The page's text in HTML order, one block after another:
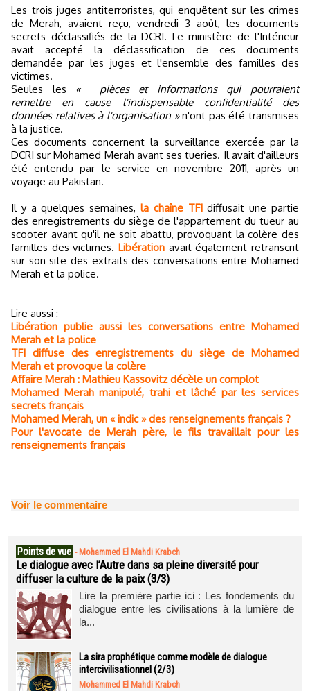
Les trois juges antiterroristes, qui enquêtent sur les crimes
de Merah, avaient reçu, vendredi 3 août, les documents
secrets déclassifiés de la DCRI. Le ministère de l'Intérieur
avait accepté la déclassification de ces documents
demandée par les juges et l'ensemble des familles des
victimes.
Seules les « pièces et informations qui pourraient
remettre en cause l'indispensable confidentialité des
données relatives à l'organisation »n'ont pas été transmises
à la justice.
Ces documents concernent la surveillance exercée par la
DCRI sur Mohamed Merah avant ses tueries. Il avait d'ailleurs
été entendu par le service en novembre 2011, après un
voyage au Pakistan.
Il y a quelques semaines, la chaîne TF1diffusait une partie
des enregistrements du siège de l'appartement du tueur au
scooter avant qu'il ne soit abattu, provoquant la colère des
familles des victimes. Libération avait également retranscrit
sur son site des extraits des conversations entre Mohamed
Merah et la police.
Lire aussi :
Libération publie aussi les conversations entre Mohamed
Merah et la police
TFI diffuse des enregistrements du siège de Mohamed
Merah et provoque la colère
Affaire Merah : Mathieu Kassovitz décèle un complot
Mohamed Merah manipulé, trahi et lâché par les services
secrets français
Mohamed Merah, un « indic » des renseignements français ?
Pour l'avocate de Merah père, le fils travaillait pour les
renseignements français
Voir le commentaire
Points de vue - Mohammed El Mahdi Krabch
Le dialogue avec l’Autre dans sa pleine diversité pour
diffuser la culture de la paix (3/3)
Lire la première partie ici : Les fondements du
dialogue entre les civilisations à la lumière de
la...
La sira prophétique comme modèle de dialogue
intercivilisationnel (2/3)
Mohammed El Mahdi Krabch